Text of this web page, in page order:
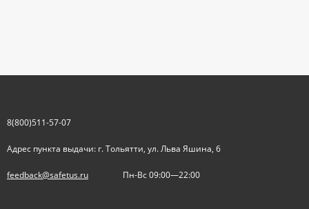
8(800)511-57-07
Адрес пункта выдачи: г. Тольятти, ул. Льва Яшина, 6
feedback@safetus.ru Пн-Вс 09:00—22:00